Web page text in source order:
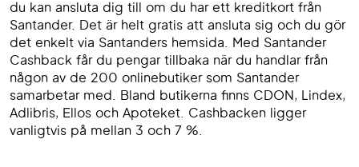
du kan ansluta dig till om du har ett kreditkort från
Santander. Det är helt gratis att ansluta sig och du gör
det enkelt via Santanders hemsida. Med Santander
Cashback får du pengar tillbaka när du handlar från
någon av de 200 onlinebutiker som Santander
samarbetar med. Bland butikerna finns CDON, Lindex,
Adlibris, Ellos och Apoteket. Cashbacken ligger
vanligtvis på mellan 3 och 7 %.